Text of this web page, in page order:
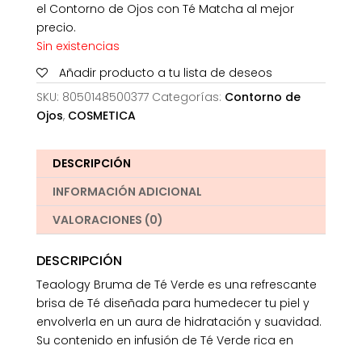
el Contorno de Ojos con Té Matcha al mejor
precio.
Sin existencias
Añadir producto a tu lista de deseos
SKU: 8050148500377 Categorías: Contorno de
Ojos, COSMETICA
DESCRIPCIÓN
INFORMACIÓN ADICIONAL
VALORACIONES (0)
DESCRIPCIÓN
Teaology Bruma de Té Verde es una refrescante
brisa de Té diseñada para humedecer tu piel y
envolverla en un aura de hidratación y suavidad.
Su contenido en infusión de Té Verde rica en